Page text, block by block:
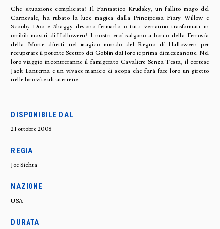
Che situazione complicata! Il Fantastico Krudsky, un fallito mago del
Carnevale, ha rubato la luce magica dalla Principessa Fiary Willow e
Scooby-Doo e Shaggy devono fermarlo o tutti verranno trasformati in
orribili mostri di Holloween! I nostri eroi salgono a bordo della Ferrovia
della Morte diretti nel magico mondo del Regno di Halloween per
recuperare il potente Scettro dei Goblin dal loro re prima di mezzanotte. Nel
loro viaggio incontreranno il famigerato Cavaliere Senza Testa, il cortese
Jack Lanterna e un vivace manico di scopa che farà fare loro un giretto
nelle loro vite ultraterrene.
DISPONIBILE DAL
21 ottobre 2008
REGIA
Joe Sichta
NAZIONE
USA
DURATA